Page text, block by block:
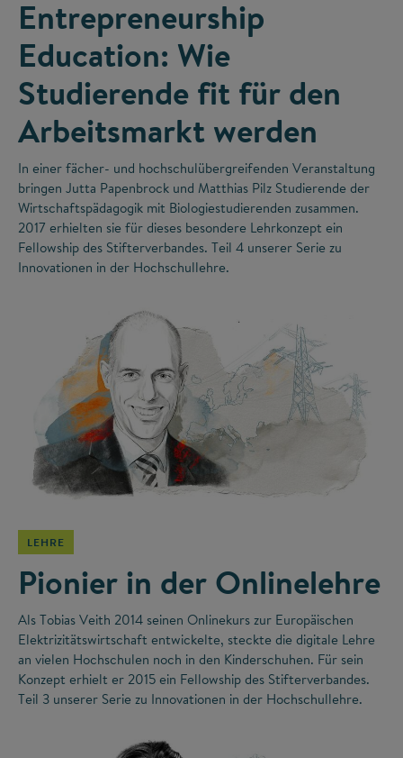
Entrepreneurship
Education: Wie
Studierende fit für den
Arbeitsmarkt werden
In einer fächer- und hochschulübergreifenden Veranstaltung
bringen Jutta Papenbrock und Matthias Pilz Studierende der
Wirtschaftspädagogik mit Biologiestudierenden zusammen.
2017 erhielten sie für dieses besondere Lehrkonzept ein
Fellowship des Stifterverbandes. Teil 4 unserer Serie zu
Innovationen in der Hochschullehre.
©
LEHRE
Pionier in der Onlinelehre
Als Tobias Veith 2014 seinen Onlinekurs zur Europäischen
Elektrizitätswirtschaft entwickelte, steckte die digitale Lehre
an vielen Hochschulen noch in den Kinderschuhen. Für sein
Konzept erhielt er 2015 ein Fellowship des Stifterverbandes.
Teil 3 unserer Serie zu Innovationen in der Hochschullehre.